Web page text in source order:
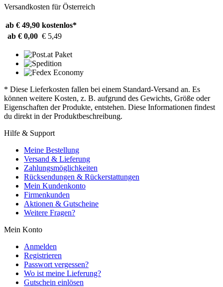
Versandkosten für Österreich
ab € 49,90 kostenlos*
ab € 0,00 € 5,49
* Diese Lieferkosten fallen bei einem Standard-Versand an. Es
können weitere Kosten, z. B. aufgrund des Gewichts, Größe oder
Eigenschaften der Produkte, entstehen. Diese Informationen findest
du direkt in der Produktbeschreibung.
Hilfe & Support
Meine Bestellung
Versand & Lieferung
Zahlungsmöglichkeiten
Rücksendungen & Rückerstattungen
Mein Kundenkonto
Firmenkunden
Aktionen & Gutscheine
Weitere Fragen?
Mein Konto
Anmelden
Registrieren
Passwort vergessen?
Wo ist meine Lieferung?
Gutschein einlösen